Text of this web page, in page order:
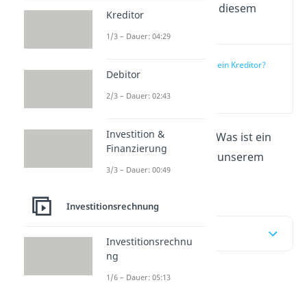
Wichtige Inhalte in diesem
Was ist ein Kreditor?
Du möchtest wissen: Was ist ein
Kreditor ? Hier
und in unserem
Videoerfährst du es!
Kreditor
1/3 – Dauer: 04:29
Debitor
2/3 – Dauer: 02:43
Investition &
Finanzierung
3/3 – Dauer: 00:49
Investitionsrechnung
Investitionsrechnu
ng
1/6 – Dauer: 05:13